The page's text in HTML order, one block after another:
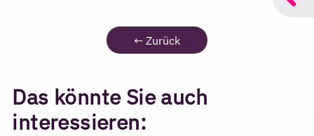
← Zurück
Das könnte Sie auch
interessieren: